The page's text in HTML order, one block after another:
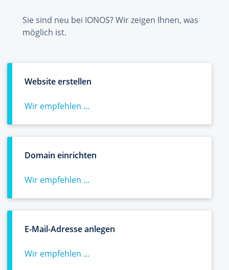
Sie sind neu bei IONOS? Wir zeigen Ihnen, was
möglich ist.
Website erstellen
Wir empfehlen ...
Domain einrichten
Wir empfehlen ...
E-Mail-Adresse anlegen
Wir empfehlen ...